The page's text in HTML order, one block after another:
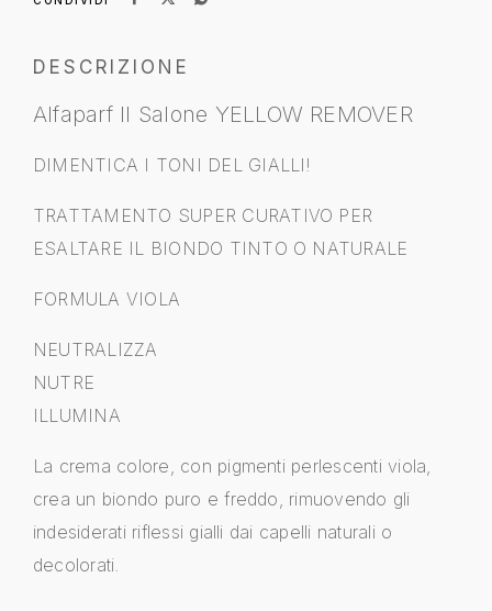
DESCRIZIONE
Alfaparf Il Salone YELLOW REMOVER
DIMENTICA I TONI DEL GIALLI!
TRATTAMENTO SUPER CURATIVO PER
ESALTARE IL BIONDO TINTO O NATURALE
FORMULA VIOLA
NEUTRALIZZA
NUTRE
ILLUMINA
La crema colore, con pigmenti perlescenti viola,
crea un biondo puro e freddo, rimuovendo gli
indesiderati riflessi gialli dai capelli naturali o
decolorati.